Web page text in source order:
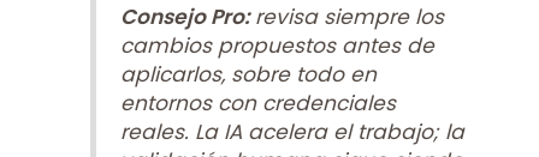
Consejo Pro:revisa siempre los
cambios propuestos antes de
aplicarlos, sobre todo en
entornos con credenciales
reales. La IA acelera el trabajo; la